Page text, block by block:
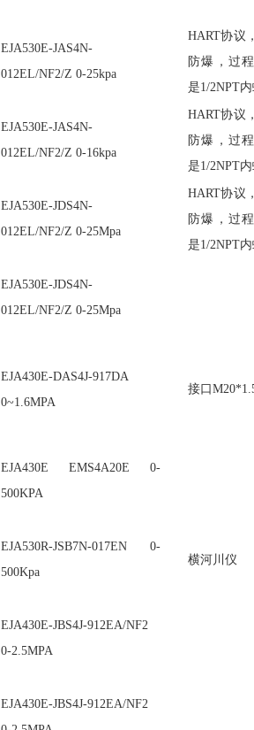
EJA530E-JAS4N-
012EL/NF2/Z 0-25kpa
HART协议
防爆，过
是1/2NPT
EJA530E-JAS4N-
012EL/NF2/Z 0-16kpa
HART协议
防爆，过
是1/2NPT
EJA530E-JDS4N-
012EL/NF2/Z 0-25Mpa
HART协议
防爆，过
是1/2NPT
EJA530E-JDS4N-
012EL/NF2/Z 0-25Mpa
EJA430E-DAS4J-917DA
0~1.6MPA
接口
EJA430E EMS4A20E 0-
500KPA
EJA530R-JSB7N-017EN 0-
500Kpa
横河川仪
EJA430E-JBS4J-912EA/NF2
0-2.5MPA
EJA430E-JBS4J-912EA/NF2